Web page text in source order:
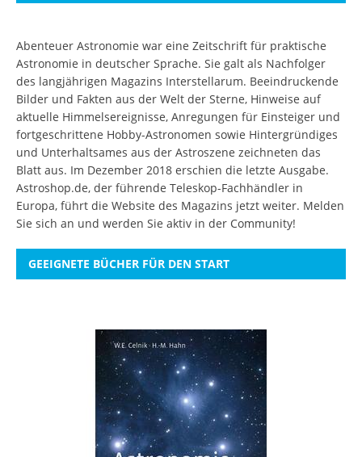
Abenteuer Astronomie war eine Zeitschrift für praktische
Astronomie in deutscher Sprache. Sie galt als Nachfolger
des langjährigen Magazins Interstellarum. Beeindruckende
Bilder und Fakten aus der Welt der Sterne, Hinweise auf
aktuelle Himmelsereignisse, Anregungen für Einsteiger und
fortgeschrittene Hobby-Astronomen sowie Hintergründiges
und Unterhaltsames aus der Astroszene zeichneten das
Blatt aus. Im Dezember 2018 erschien die letzte Ausgabe.
Astroshop.de, der führende Teleskop-Fachhändler in
Europa, führt die Website des Magazins jetzt weiter. Melden
Sie sich an und werden Sie aktiv in der Community!
GEEIGNETE BÜCHER FÜR DEN START